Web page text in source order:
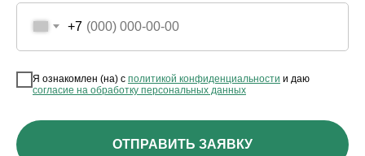
+7
Я ознакомлен (на) с политикой конфиденциальности и даю
согласие на обработку персональных данных
ОТПРАВИТЬ ЗАЯВКУ